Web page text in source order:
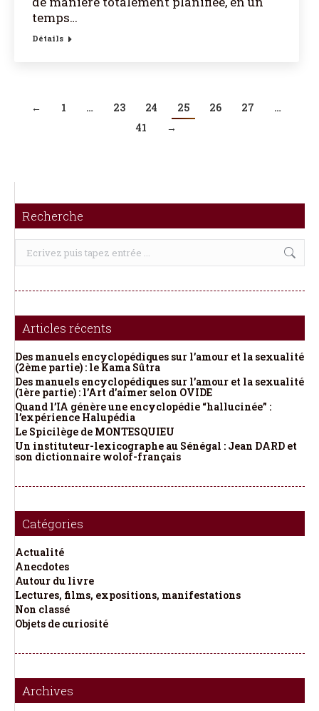
temps…
Détails
← 1 … 23 24 25 26 27
…
41
→
Recherche
Recherche
Articles récents
Des manuels encyclopédiques sur l’amour et la sexualité
(2ème partie) : le Kama Sûtra
Des manuels encyclopédiques sur l’amour et la sexualité
(1ère partie) : l’Art d’aimer selon OVIDE
Quand l’IA génère une encyclopédie “hallucinée” :
l’expérience Halupédia
Le Spicilège de MONTESQUIEU
Un instituteur-lexicographe au Sénégal : Jean DARD et
son dictionnaire wolof-français
Catégories
Actualité
Anecdotes
Autour du livre
Lectures, films, expositions, manifestations
Non classé
Objets de curiosité
Archives